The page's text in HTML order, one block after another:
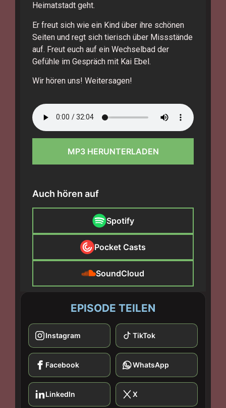
Heimatstadt geht.
Er freut sich wie ein Kind über ihre schönen
Seiten und regt sich tierisch über Missstände
auf. Freut euch auf ein Wechselbad der
Gefühle im Gespräch mit Kai Ebel.
Wir hören uns! Weitersagen!
MP3 HERUNTERLADEN
Auch hören auf
Spotify
Pocket Casts
SoundCloud
EPISODE TEILEN
Instagram TikTok
Facebook WhatsApp
LinkedIn X